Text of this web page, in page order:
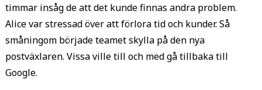
timmar insåg de att det kunde finnas andra problem.
Alice var stressad över att förlora tid och kunder. Så
småningom började teamet skylla på den nya
postväxlaren. Vissa ville till och med gå tillbaka till
Google.